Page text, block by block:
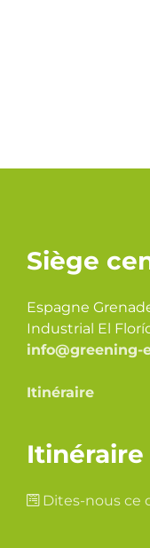
Siège
Espagne
Industrial El
info@greening-
Itinéraire
Itinéraire
Dites-nous ce